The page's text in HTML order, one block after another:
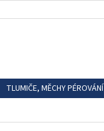
TLUMIČE, MĚCHY PÉROVÁNÍ